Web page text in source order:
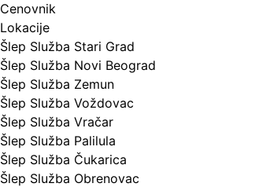
Cenovnik
Lokacije
Šlep Služba Stari Grad
Šlep Služba Novi Beograd
Šlep Služba Zemun
Šlep Služba Voždovac
Šlep Služba Vračar
Šlep Služba Palilula
Šlep Služba Čukarica
Šlep Služba Obrenovac